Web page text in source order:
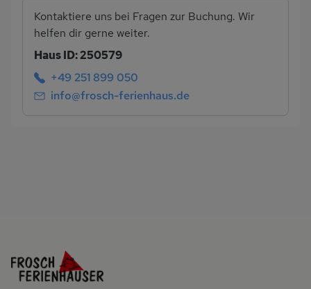
Kontaktiere uns bei Fragen zur Buchung. Wir
helfen dir gerne weiter.
Haus ID: 250579
+49 251 899 050
info@frosch-ferienhaus.de